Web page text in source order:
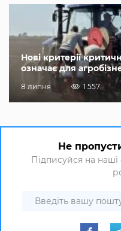
Нові критерії
означає для
8 липня 1 557
Не
Підписуйся на наші